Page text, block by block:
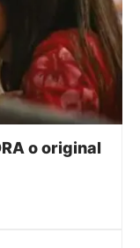
o original